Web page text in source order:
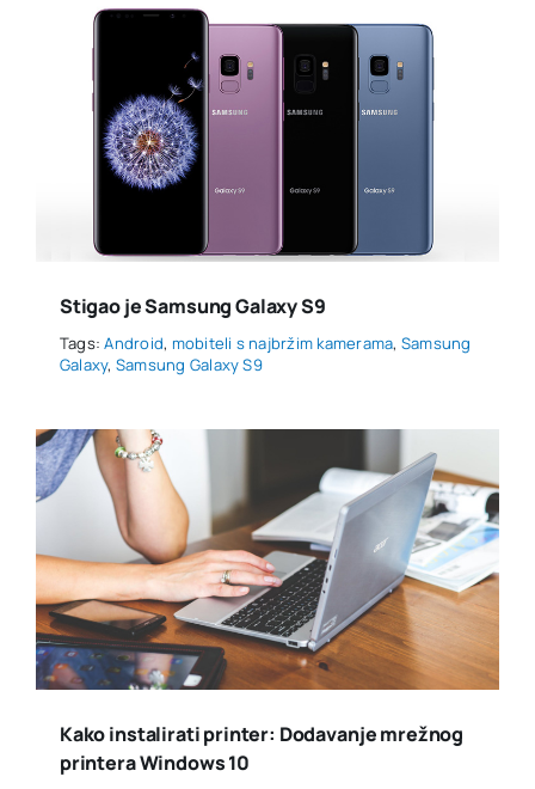
Stigao je Samsung Galaxy S9
Tags:Android, mobiteli s najbržim kamerama, Samsung
Galaxy, Samsung Galaxy S9
Kako instalirati printer: Dodavanje mrežnog
printera Windows 10